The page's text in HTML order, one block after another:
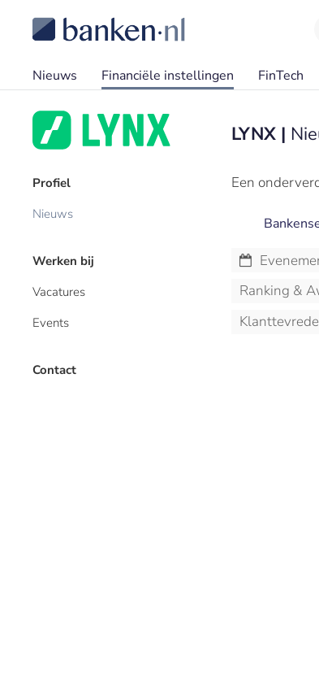
Nieuws Financiële instellingen FinTech
Profiel
Nieuws
Werken bij
Vacatures
Events
Contact
LYNX |
Een
Ranking &